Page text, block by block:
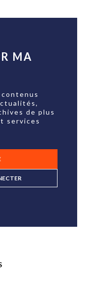
MA
de plus
services